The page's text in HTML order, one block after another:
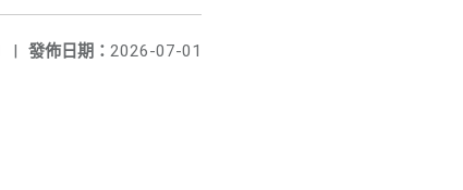
發佈日期： 2026-07-01
|